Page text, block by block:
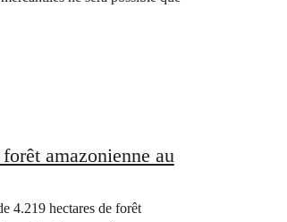
amazonienne au
4.219 hectares de forêt